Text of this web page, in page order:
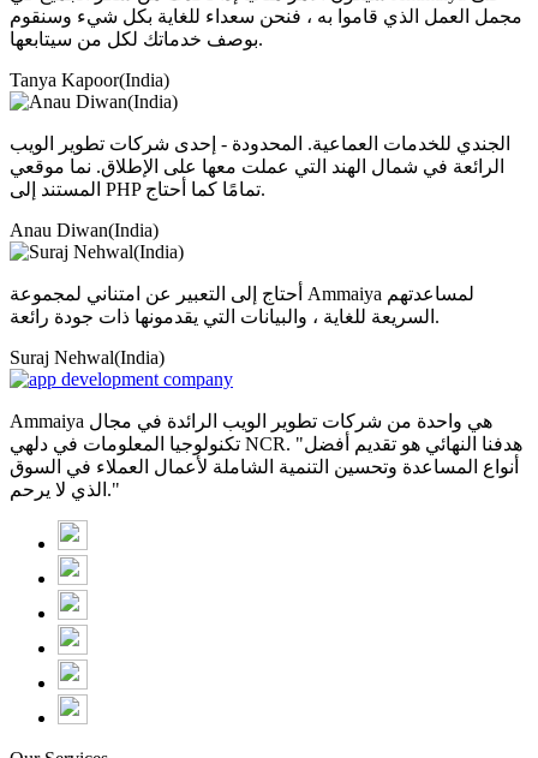
مجمل العمل الذي قاموا به ، فنحن سعداء للغاية بكل شيء وسنقوم
بوصف خدماتك لكل من سيتابعها.
Tanya Kapoor(India)
الجندي للخدمات العماعية. المحدودة - إحدى شركات تطوير الويب
الرائعة في شمال الهند التي عملت معها على الإطلاق. نما موقعي
المستند إلى PHP تمامًا كما أحتاج.
Anau Diwan(India)
أحتاج إلى التعبير عن امتناني لمجموعة Ammaiya لمساعدتهم
السريعة للغاية ، والبيانات التي يقدمونها ذات جودة رائعة.
Suraj Nehwal(India)
Ammaiya هي واحدة من شركات تطوير الويب الرائدة في مجال
تكنولوجيا المعلومات في دلهي NCR. "هدفنا النهائي هو تقديم أفضل
أنواع المساعدة وتحسين التنمية الشاملة لأعمال العملاء في السوق
الذي لا يرحم."